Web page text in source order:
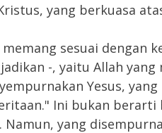
yang berkuasa
sesuai dengan
-, yaitu Allah
Yesus,
Ini bukan berarti
yang